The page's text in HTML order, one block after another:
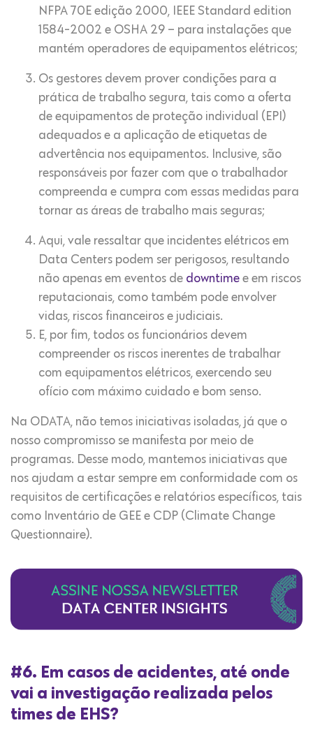
NFPA 70E edição 2000, IEEE Standard edition
1584-2002 e OSHA 29 – para instalações que
mantém operadores de equipamentos elétricos;
Os gestores devem prover condições para a
prática de trabalho segura, tais como a oferta
de equipamentos de proteção individual (EPI)
adequados e a aplicação de etiquetas de
advertência nos equipamentos. Inclusive, são
responsáveis por fazer com que o trabalhador
compreenda e cumpra com essas medidas para
tornar as áreas de trabalho mais seguras;
Aqui, vale ressaltar que incidentes elétricos em
Data Centers podem ser perigosos, resultando
não apenas em eventos de downtime e em riscos
reputacionais, como também pode envolver
vidas, riscos financeiros e judiciais.
E, por fim, todos os funcionários devem
compreender os riscos inerentes de trabalhar
com equipamentos elétricos, exercendo seu
ofício com máximo cuidado e bom senso.
Na ODATA, não temos iniciativas isoladas, já que o
nosso compromisso se manifesta por meio de
programas. Desse modo, mantemos iniciativas que
nos ajudam a estar sempre em conformidade com os
requisitos de certificações e relatórios específicos, tais
como Inventário de GEE e CDP (Climate Change
Questionnaire).
#6. Em casos de acidentes, até onde
vai a investigação realizada pelos
times de EHS?